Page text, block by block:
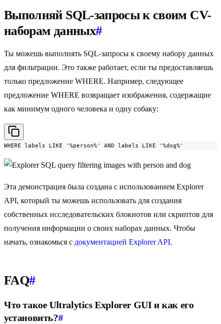
Выполняй SQL-запросы к своим CV-
наборам данных#
Ты можешь выполнять SQL-запросы к своему набору данных
для фильтрации. Это также работает, если ты предоставляешь
только предложение WHERE. Например, следующее
предложение WHERE возвращает изображения, содержащие
как минимум одного человека и одну собаку:
WHERE labels LIKE '%person%' AND labels LIKE '%dog%'
Эта демонстрация была создана с использованием Explorer
API, который ты можешь использовать для создания
собственных исследовательских блокнотов или скриптов для
получения информации о своих наборах данных. Чтобы
начать, ознакомься с документацией Explorer API.
FAQ#
Что такое Ultralytics Explorer GUI и как его
установить?#